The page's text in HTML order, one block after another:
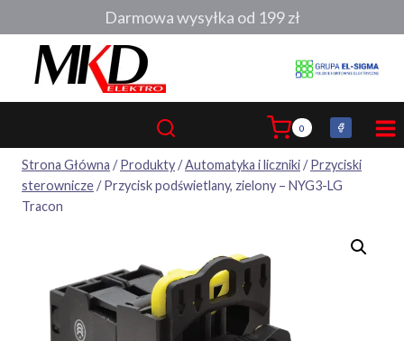
do
0
Strona Główna / Produkty/Automatyka i liczniki/ Przyciski
sterownicze/ Przycisk podświetlany, zielony – NYG3-LG
Tracon
Darmowa wysyłka od 199 zł